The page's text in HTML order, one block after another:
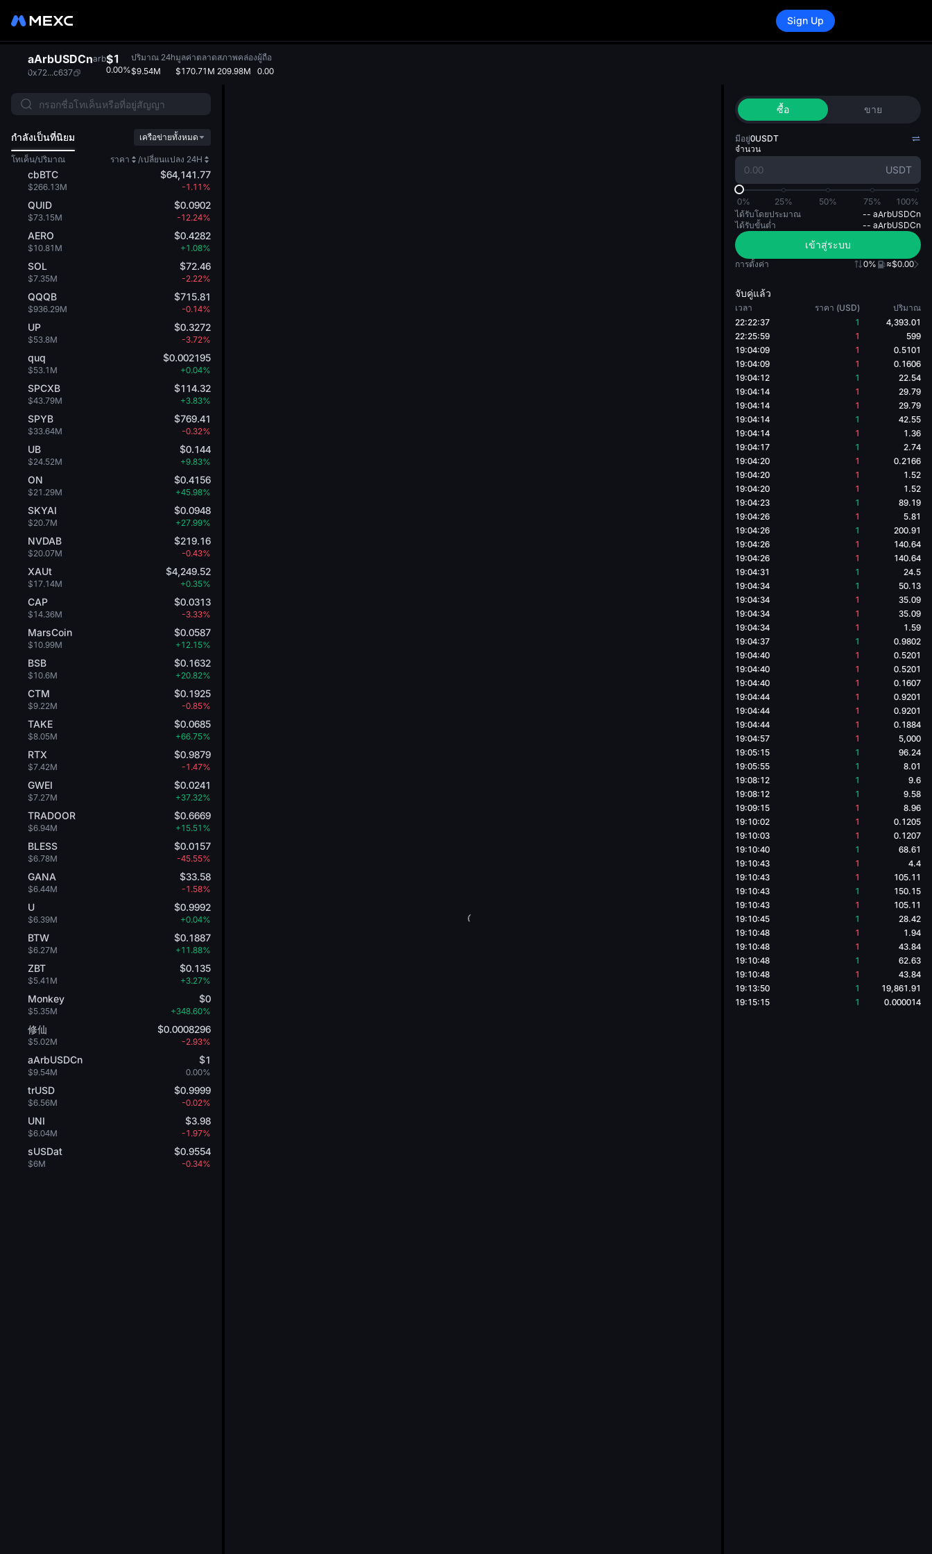
Sign Up
aArbUSDCnarb
0x72...c637
$1
0.00%
ปริมาณ 24h
$9.54M
มูลค่าตลาด
$170.71M
สภาพคล่อง
209.98M
ผู้ถือ
0.00
กำลังเป็นที่นิยม เครือข่ายทั้งหมด
โทเค็น/ปริมาณ ราคา /เปลี่ยนแปลง 24H
cbBTC
$266.13M
$64,141.77
-1.11%
QUID
$73.15M
$0.0902
-12.24%
AERO
$10.81M
$0.4282
+1.08%
SOL
$7.35M
$72.46
-2.22%
QQQB
$936.29M
$715.81
-0.14%
UP
$53.8M
$0.3272
-3.72%
quq
$53.1M
$0.002195
+0.04%
SPCXB
$43.79M
$114.32
+3.83%
SPYB
$33.64M
$769.41
-0.32%
UB
$24.52M
$0.144
+9.83%
ON
$21.29M
$0.4156
+45.98%
SKYAI
$20.7M
$0.0948
+27.99%
NVDAB
$20.07M
$219.16
-0.43%
XAUt
$17.14M
$4,249.52
+0.35%
CAP
$14.36M
$0.0313
-3.33%
MarsCoin
$10.99M
$0.0587
+12.15%
BSB
$10.6M
$0.1632
+20.82%
CTM
$9.22M
$0.1925
-0.85%
TAKE
$8.05M
$0.0685
+66.75%
RTX
$7.42M
$0.9879
-1.47%
GWEI
$7.27M
$0.0241
+37.32%
TRADOOR
$6.94M
$0.6669
+15.51%
BLESS
$6.78M
$0.0157
-45.55%
GANA
$6.44M
$33.58
-1.58%
U
$6.39M
$0.9992
+0.04%
BTW
$6.27M
$0.1887
+11.88%
ZBT
$5.41M
$0.135
+3.27%
Monkey
$5.35M
$0
+348.60%
修仙
$5.02M
$0.0008296
-2.93%
aArbUSDCn
$9.54M
$1
0.00%
trUSD
$6.56M
$0.9999
-0.02%
UNI
$6.04M
$3.98
-1.97%
sUSDat
$6M
$0.9554
-0.34%
ซื้อ ขาย
มีอยู่0USDT
จำนวน
USDT
0% 25% 50% 75%
100%
ได้รับโดยประมาณ
-- aArbUSDCn
ได้รับขั้นต่ำ
-- aArbUSDCn
เข้าสู่ระบบ
การตั้งค่า 0% ≈$0.00
จับคู่แล้ว
เวลา ราคา (USD)
ปริมาณ
22:22:37
1
4,393.01
22:25:59
1
599
19:04:09
1
0.5101
19:04:09
1
0.1606
19:04:12
1
22.54
19:04:14
1
29.79
19:04:14
1
29.79
19:04:14
1
42.55
19:04:14
1
1.36
19:04:17
1
2.74
19:04:20
1
0.2166
19:04:20
1
1.52
19:04:20
1
1.52
19:04:23
1
89.19
19:04:26
1
5.81
19:04:26
1
200.91
19:04:26
1
140.64
19:04:26
1
140.64
19:04:31
1
24.5
19:04:34
1
50.13
19:04:34
1
35.09
19:04:34
1
35.09
19:04:34
1
1.59
19:04:37
1
0.9802
19:04:40
1
0.5201
19:04:40
1
0.5201
19:04:40
1
0.1607
19:04:44
1
0.9201
19:04:44
1
0.9201
19:04:44
1
0.1884
19:04:57
1
5,000
19:05:15
1
96.24
19:05:55
1
8.01
19:08:12
1
9.6
19:08:12
1
9.58
19:09:15
1
8.96
19:10:02
1
0.1205
19:10:03
1
0.1207
19:10:40
1
68.61
19:10:43
1
4.4
19:10:43
1
105.11
19:10:43
1
150.15
19:10:43
1
105.11
19:10:45
1
28.42
19:10:48
1
1.94
19:10:48
1
43.84
19:10:48
1
62.63
19:10:48
1
43.84
19:13:50
1
19,861.91
19:15:15
1 0.000014